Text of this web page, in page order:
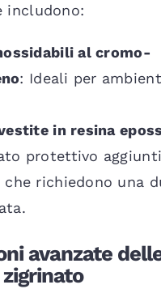
includono:
al cromo-
: Ideali per
in resina
protettivo
richiedono una
avanzate